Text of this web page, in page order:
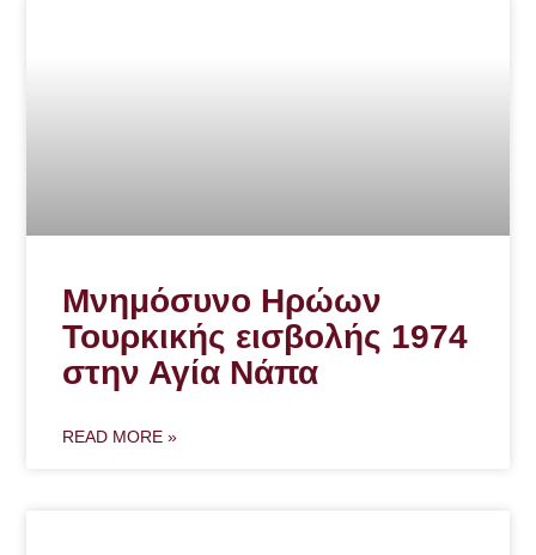
Μνημόσυνο Ηρώων
Τουρκικής εισβολής 1974
στην Αγία Νάπα
READ MORE »